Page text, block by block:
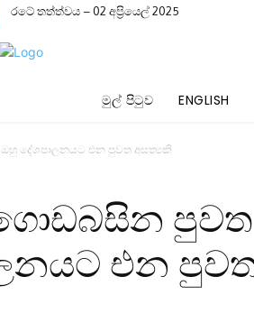
රටේ තත්ත්වය – 02 අප්‍රියෙල් 2025
මුල් පිටුව ENGLISH
දේශපාලනයට එන පුවත අසත්‍යකි
ගොඩබසින පුවත
එන